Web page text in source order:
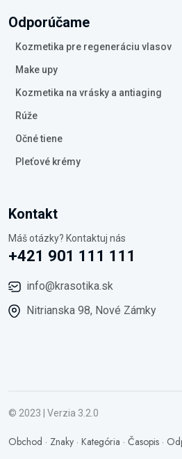
Odporúčame
Kozmetika pre regeneráciu vlasov
Make upy
Kozmetika na vrásky a antiaging
Rúže
Očné tiene
Pleťové krémy
Kontakt
Máš otázky? Kontaktuj nás
+421 901 111 111
info@krasotika.sk
Nitrianska 98, Nové Zámky
© 2023 | Verzia 3.2.0
Obchod · Znaky · Kategória · Časopis ·